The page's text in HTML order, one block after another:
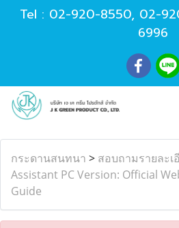
Tel : 02-920-8550, 02-
6996
กระดานสนทนา > สอบถามรายละเ
Assistant PC Version: Official
Guide